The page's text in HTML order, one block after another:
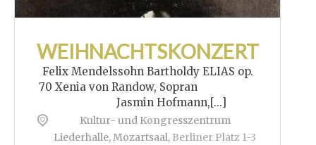
WEIHNACHTSKONZERT
Felix Mendelssohn Bartholdy ELIAS op.
70 Xenia von Randow, Sopran
Jasmin Hofmann,[...]
Kultur- und Kongresszentrum
Liederhalle, Mozartsaal, Berliner Platz 1-3